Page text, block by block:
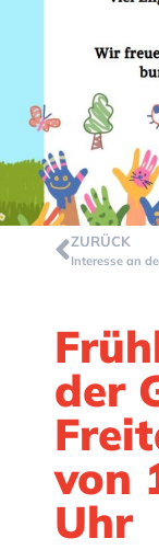
ZURÜCK
der
von
Uhr